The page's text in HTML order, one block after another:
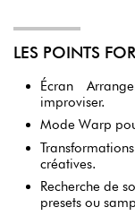
LES POINTS
Écran
improviser.
Mode Warp
créatives.
Recherche de
presets ou